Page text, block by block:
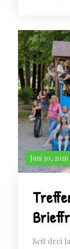
Juni 30, 2026
Seit drei